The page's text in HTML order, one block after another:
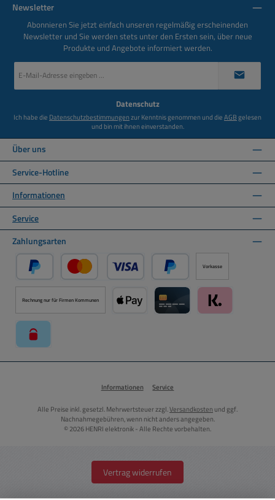
Newsletter
Abonnieren Sie jetzt einfach unseren regelmäßig erscheinenden
Newsletter und Sie werden stets unter den Ersten sein, über neue
Produkte und Angebote informiert werden.
Mail-
Datenschutz
Ich habe die Datenschutzbestimmungenzur Kenntnis genommen und dieAGBgelesen
und bin mit ihnen einverstanden.
Über uns
Service-Hotline
Informationen
Service
Zahlungsarten
PayPal Kredit- oder Debitkarte über PayPal
Später Bezahlen über PayPal
Vorkasse
Rechnung nur für Firmen Kommunen
Informationen Service
Alle Preise inkl. gesetzl. Mehrwertsteuer zzgl.Versandkosten und ggf.
Nachnahmegebühren, wenn nicht anders angegeben.
© 2026 HENRI elektronik - Alle Rechte vorbehalten.
Vertrag widerrufen